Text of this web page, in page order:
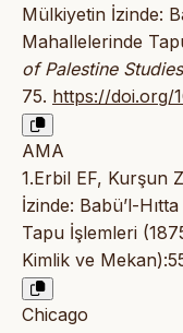
Mülkiyetin İzinde:
Mahallelerinde
of Palestine Studies
75. https://doi.org/
AMA
1.Erbil EF, Kurşun
İzinde: Babü’l-
Tapu İşlemleri
Kimlik ve
Chicago